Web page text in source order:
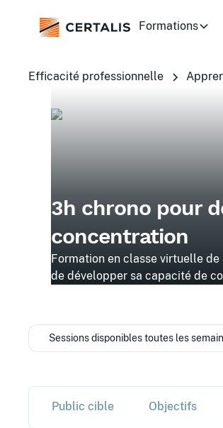
Formations
Efficacité professionnelle
3h chrono pour
concentration
Formation en classe virtuelle
de développer sa capacité de
Sessions disponibles toutes les
Public cible Objectifs